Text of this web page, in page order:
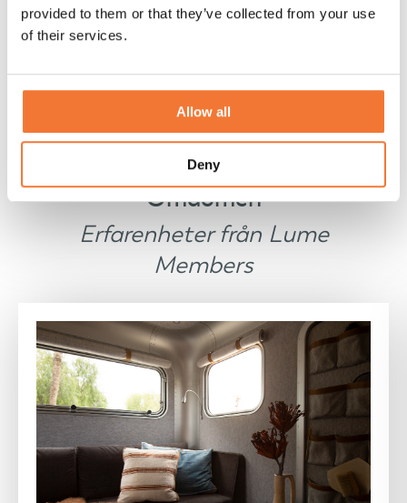
provided to them or that they’ve collected from your use
of their services.
Allow all
Deny
Omdömen
Erfarenheter från Lume
Members